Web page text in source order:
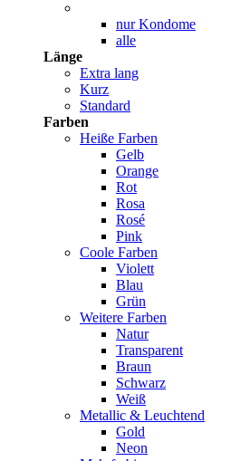
nur Kondome
alle
Länge
Extra lang
Kurz
Standard
Farben
Heiße Farben
Gelb
Orange
Rot
Rosa
Rosé
Pink
Coole Farben
Violett
Blau
Grün
Weitere Farben
Natur
Transparent
Braun
Schwarz
Weiß
Metallic & Leuchtend
Gold
Neon